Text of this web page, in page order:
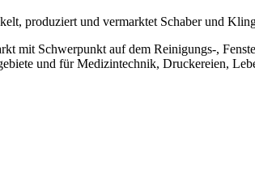
produziert und vermarktet Schaber und
mit Schwerpunkt auf dem Reinigungs-,
und für Medizintechnik, Druckereien,